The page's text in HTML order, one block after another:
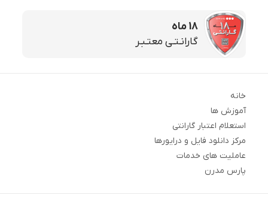
18 ماه
گارانـتـی معتـبـر
خانه
آموزش ها
استعلام اعتبار گارانتی
مرکز دانلود فایل و درایورها
عاملیت های خدمات
پارس مدرن